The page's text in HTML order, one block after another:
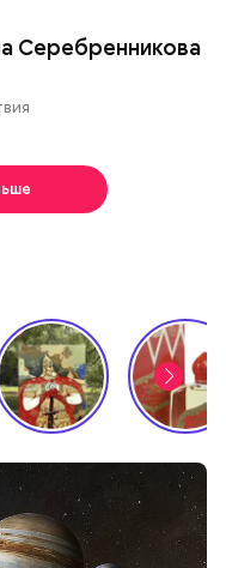
Серебренникова